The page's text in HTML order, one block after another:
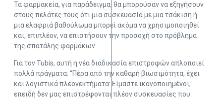
Τα φαρμακεία, για παράδειγμα, θα μπορούσαν να εξηγήσουν
στους πελάτες τους ότι μια συσκευασία με μια τσάκιση ή
μια ελαφριά βαθούλωμα μπορεί ακόμα να χρησιμοποιηθεί
και, επιπλέον, να επιστήσουν την προσοχή στο πρόβλημα
της σπατάλης φαρμάκων.
Για τον Tubis, αυτή η νέα διαδικασία επιστροφών απλοποιεί
πολλά πράγματα: “Πέρα από την καθαρή βιωσιμότητα, έχει
και λογιστικά πλεονεκτήματα: Είμαστε ικανοποιημένοι,
επειδή δεν μας επιστρέφονται πλέον συσκευασίες που